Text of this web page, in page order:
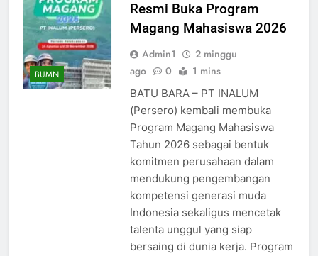
BUMN
Resmi Buka Program
Magang Mahasiswa 2026
Admin1
2 minggu
ago
0 1 mins
BATU BARA – PT INALUM
(Persero) kembali membuka
Program Magang Mahasiswa
Tahun 2026 sebagai bentuk
komitmen perusahaan dalam
mendukung pengembangan
kompetensi generasi muda
Indonesia sekaligus mencetak
talenta unggul yang siap
bersaing di dunia kerja. Program